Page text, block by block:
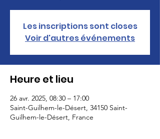
Les inscriptions sont closes
Voir d'autres événements
Heure et lieu
26 avr. 2025, 08:30 – 17:00
Saint-Guilhem-le-Désert, 34150 Saint-
Guilhem-le-Désert, France